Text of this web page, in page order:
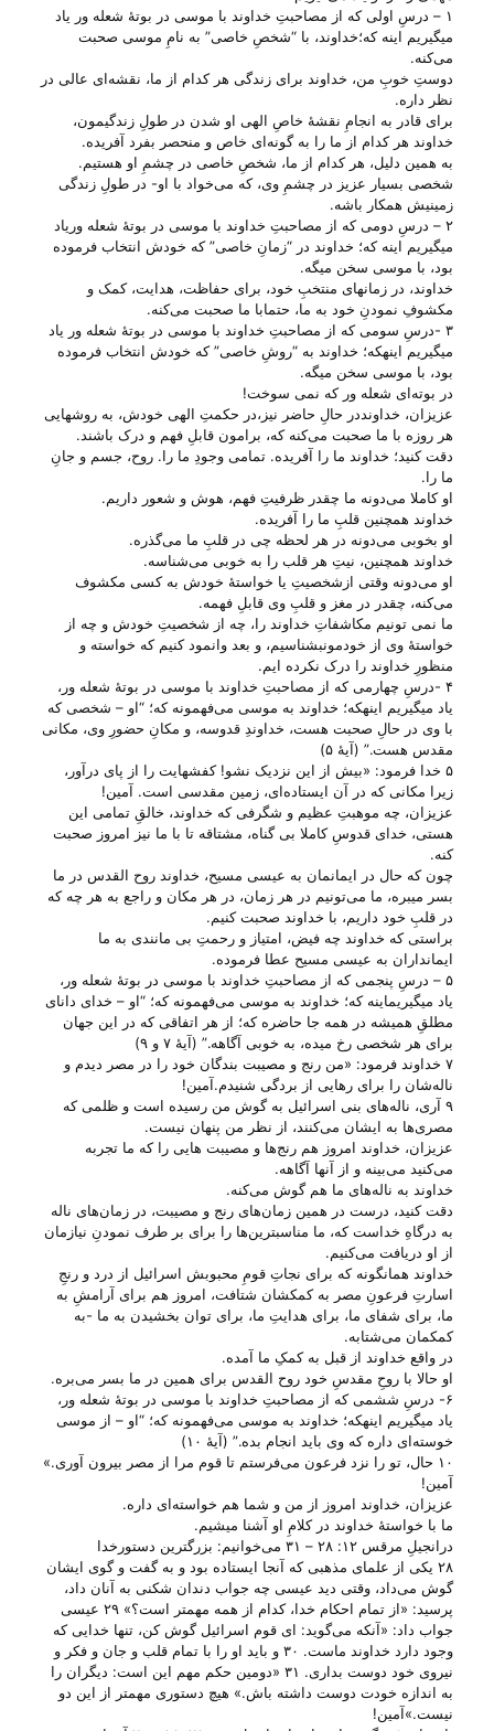
۱ – درسِ اولی که از مصاحبتِ خداوند با موسی در بوتهٔ شعله ور یاد
میگیریم اینه که؛خداوند، با “شخصِ خاصی” به نامِ موسی صحبت
می‌‌کنه.
دوستِ خوبِ من، خداوند برای زندگی هر کدام از ما، نقشه‌ای عالی در
نظر داره.
برای قادر به انجامِ نقشهٔ خاصِ الهی او شدن در طولِ زندگیمون،
خداوند هر کدام از ما را به گونه‌ای خاص و منحصر بفرد آفریده.
به همین دلیل، هر کدام از ما، شخصِ خاصی در چشمِ او هستیم.
شخصی بسیار عزیز در چشمِ وی، که می‌‌خواد با او- در طولِ زندگی
زمینیش همکار باشه.
۲ – درسِ دومی که از مصاحبتِ خداوند با موسی در بوتهٔ شعله وریاد
میگیریم اینه که؛ خداوند در “زمانِ خاصی” که خودش انتخاب فرموده
بود، با موسی سخن میگه.
خداوند، در زمانهای منتخبِ خود، برای حفاظت، هدایت، کمک و
مکشوفِ نمودنِ خود به ما، حتمابا ما صحبت می‌‌کنه.
۳ -درسِ سومی که از مصاحبتِ خداوند با موسی در بوتهٔ شعله ور یاد
میگیریم اینهکه؛ خداوند به “روشِ خاصی” که خودش انتخاب فرموده
بود، با موسی سخن میگه.
در بوته‌ای شعله ور که نمی سوخت!
عزیزان، خداونددر حالِ حاضر نیز،در حکمتِ الهی خودش، به روشهایی
هر روزه با ما صحبت می‌‌کنه که، برامون قابلِ فهم و درک باشند.
دقت کنید؛ خداوند ما را آفریده. تمامی وجودِ ما را. روح، جسم و جانِ
ما را.
او کاملا می‌‌دونه ما چقدر ظرفیتِ فهم، هوش و شعور داریم.
خداوند همچنین قلبِ ما را آفریده.
او بخوبی می‌‌دونه در هر لحظه چی‌ در قلبِ ما می‌‌گذره.
خداوند همچنین، نیتِ هر قلب را به خوبی می‌‌شناسه.
او می‌‌دونه وقتی ازشخصیتِ یا خواستهٔ خودش به کسی مکشوف
می‌‌کنه، چقدر در مغز و قلبِ وی قابلِ فهمه.
ما نمی تونیم مکاشفاتِ خداوند را، چه از شخصیتِ خودش و چه از
خواستهٔ وی از خودمونبشناسیم، و بعد وانمود کنیم که خواسته و
منظورِ خداوند را درک نکرده ایم.
۴ -درسِ چهارمی که از مصاحبتِ خداوند با موسی در بوتهٔ شعله ور،
یاد میگیریم اینهکه؛ خداوند به موسی می‌‌فهمونه که؛ “او – شخصی که
با وی در حالِ صحبت هست، خداوندِ قدوسه، و مکانِ حضورِ وی، مکانی
مقدس هست.” (آیهٔ ۵)
۵ خدا فرمود: «بیش از این نزدیک نشو! کفشهایت را از پای درآور،
زیرا مکانی که در آن ایستاده‌ای، زمین مقدسی است. آمین!
عزیزان، چه موهبتِ عظیم و شگرفی که خداوند، خالقِ تمامی این
هستی‌، خدای قدوسِ کاملا بی‌ گناه، مشتاقه تا با ما نیز امروز صحبت
کنه.
چون که حال در ایمانمان به عیسی مسیح، خداوند روح القدس در ما
بسر میبره، ما می‌‌تونیم در هر زمان، در هر مکان و راجع به هر چه که
در قلبِ خود داریم، با خداوند صحبت کنیم.
براستی که خداوند چه فیض، امتیاز و رحمتِ بی‌ مانندی به ما
ایمانداران به عیسی مسیح عطا فرموده.
۵ – درسِ پنجمی که از مصاحبتِ خداوند با موسی در بوتهٔ شعله ور،
یاد میگیریماینه که؛ خداوند به موسی می‌‌فهمونه که؛ “او – خدای دانای
مطلقِ همیشه در همه جا حاضره که؛ از هر اتفاقی که در این جهان
برای هر شخصی رخ میده، به خوبی آگاهه.” (آیهٔ ۷ و ۹)
۷ خداوند فرمود: «من رنج و مصیبت بندگان خود را در مصر دیدم و
ناله‌شان را برای رهایی از بردگی شنیدم.آمین!
۹ آری، ناله‌های بنی اسرائیل به گوش من رسیده است و ظلمی که
مصری‌ها به ایشان می‌کنند، از نظر من پنهان نیست.
عزیزان، خداوند امروز هم رنج‌ها و مصیبت هایی را که ما تجربه
می‌‌کنید می‌‌بینه و از آنها آگاهه.
خداوند به ناله‌های ما هم گوش می‌‌کنه.
دقت کنید، درست در همین زمان‌های رنج و مصیبت، در زمان‌های ناله
به درگاهِ خداست که، ما مناسبترین‌ها را برای بر طرف نمودنِ نیازمان
از او دریافت می‌‌کنیم.
خداوند همانگونه که برای نجاتِ قومِ محبوبش اسرائیل از درد و رنجِ
اسارتِ فرعونِ مصر به کمکشان شتافت، امروز هم برای آرامشِ به
ما، برای شفای ما، برای هدایتِ ما، برای توان بخشیدن به ما -به
کمکمان می‌‌شتابه.
در واقع خداوند از قبل به کمکِ ما آمده.
او حالا با روحِ مقدسِ خود روح القدس برای همین در ما بسر می‌‌بره.
۶- درسِ ششمی که از مصاحبتِ خداوند با موسی در بوتهٔ شعله ور،
یاد میگیریم اینهکه؛ خداوند به موسی می‌‌فهمونه که؛ “او – از موسی
خوسته‌ای داره که وی باید انجام بده.” (آیهٔ ۱۰)
۱۰ حال، تو را نزد فرعون می‌فرستم تا قوم مرا از مصر بیرون آوری.»
آمین!
عزیزان، خداوند امروز از من و شما هم خواسته‌ای داره.
ما با خواستهٔ خداوند در کلامِ او آشنا میشیم.
درانجیلِ مرقس ۱۲: ۲۸ – ۳۱ می‌‌خوانیم: بزرگترین دستورخدا
۲۸ یکی از علمای مذهبی که آنجا ایستاده بود و به گفت و گوی ایشان
گوش می‌داد، وقتی دید عیسی چه جواب دندان شکنی به آنان داد،
پرسید: «از تمام احکام خدا، کدام از همه مهمتر است؟» ۲۹ عیسی
جواب داد: «آنکه می‌گوید: ای قوم اسرائیل گوش کن، تنها خدایی که
وجود دارد خداوند ماست. ۳۰ و باید او را با تمام قلب و جان و فکر و
نیروی خود دوست بداری. ۳۱ «دومین حکم مهم این است: دیگران را
به اندازه خودت دوست داشته باش.» هیچ دستوری مهمتر از این دو
نیست.»آمین!